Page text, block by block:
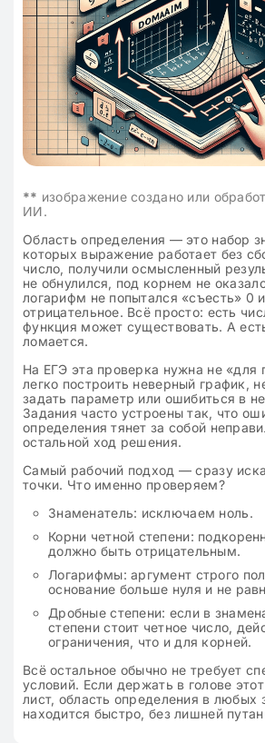
** изображение создано или
ИИ.
Область определения — это набор
которых выражение работает без
число, получили осмысленный
не обнулился, под корнем не
логарифм не попытался «съесть» 0
отрицательное. Всё просто: есть
функция может существовать. А
ломается.
На ЕГЭ эта проверка нужна не «для
легко построить неверный график,
задать параметр или ошибиться в
Задания часто устроены так, что
определения тянет за собой
остальной ход решения.
Самый рабочий подход — сразу
точки. Что именно проверяем?
Знаменатель: исключаем ноль.
Корни четной степени:
должно быть отрицательным.
Логарифмы: аргумент строго
основание больше нуля и не
Дробные степени: если в
степени стоит четное число,
ограничения, что и для корней.
Всё остальное обычно не требует
условий. Если держать в голове
лист, область определения в любых
находится быстро, без лишней